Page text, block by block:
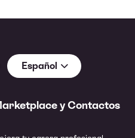
Español
y Contactos